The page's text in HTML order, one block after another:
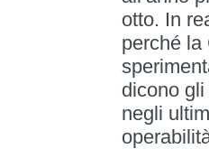
otto. In
perché la
dicono
negli